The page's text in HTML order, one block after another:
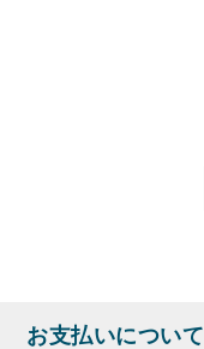
お支払いについて